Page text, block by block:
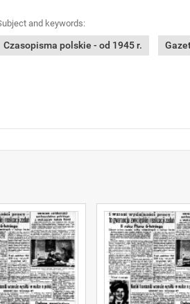
and keywords:
Czasopisma polskie - od 1945 r.